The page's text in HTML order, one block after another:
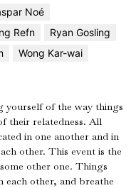
Noé
Refn
Ryan Gosling
Wong Kar-wai
yourself of the way things
their relatedness. All
in one another and in
other. This event is the
other one. Things
each other, and breathe